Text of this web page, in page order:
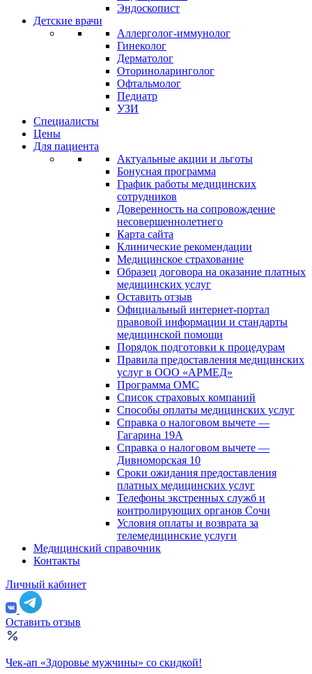
Эндоскопист
Детские врачи
Аллерголог-иммунолог
Гинеколог
Дерматолог
Оториноларинголог
Офтальмолог
Педиатр
УЗИ
Специалисты
Цены
Для пациента
Актуальные акции и льготы
Бонусная программа
График работы медицинских
сотрудников
Доверенность на сопровождение
несовершеннолетнего
Карта сайта
Клинические рекомендации
Медицинское страхование
Образец договора на оказание платных
медицинских услуг
Оставить отзыв
Официальный интернет-портал
правовой информации и стандарты
медицинской помощи
Порядок подготовки к процедурам
Правила предоставления медицинских
услуг в ООО «АРМЕД»
Программа ОМС
Список страховых компаний
Способы оплаты медицинских услуг
Справка о налоговом вычете —
Гагарина 19А
Справка о налоговом вычете —
Дивноморская 10
Сроки ожидания предоставления
платных медицинских услуг
Телефоны экстренных служб и
контролирующих органов Сочи
Условия оплаты и возврата за
телемедицинские услуги
Медицинский справочник
Контакты
Личный кабинет
Оставить отзыв
Чек-ап «Здоровье мужчины» со скидкой!